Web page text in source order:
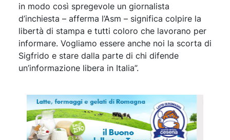
in modo così spregevole un giornalista
d’inchiesta – afferma l’Asm – significa colpire la
libertà di stampa e tutti coloro che lavorano per
informare. Vogliamo essere anche noi la scorta di
Sigfrido e stare dalla parte di chi difende
un’informazione libera in Italia”.